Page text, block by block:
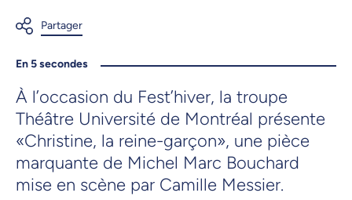
En 5 secondes
À l’occasion du Fest’hiver, la troupe
Théâtre Université de Montréal présente
«Christine, la reine-garçon», une pièce
marquante de Michel Marc Bouchard
mise en scène par Camille Messier.